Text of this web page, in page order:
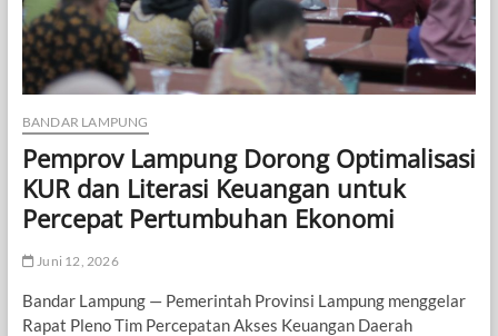
BANDAR LAMPUNG
Pemprov Lampung Dorong Optimalisasi
KUR dan Literasi Keuangan untuk
Percepat Pertumbuhan Ekonomi
Juni 12, 2026
Bandar Lampung — Pemerintah Provinsi Lampung menggelar
Rapat Pleno Tim Percepatan Akses Keuangan Daerah